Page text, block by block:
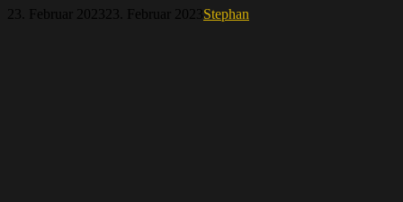
Posted
23. Februar 2023 23. Februar 2023by
Stephan